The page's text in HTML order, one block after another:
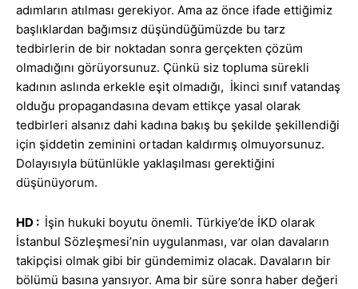
adımların atılması gerekiyor. Ama az önce ifade ettiğimiz
başlıklardan bağımsız düşündüğümüzde bu tarz
tedbirlerin de bir noktadan sonra gerçekten çözüm
olmadığını görüyorsunuz. Çünkü siz topluma sürekli
kadının aslında erkekle eşit olmadığı, İkinci sınıf vatandaş
olduğu propagandasına devam ettikçe yasal olarak
tedbirleri alsanız dahi kadına bakış bu şekilde şekillendiği
için şiddetin zeminini ortadan kaldırmış olmuyorsunuz.
Dolayısıyla bütünlükle yaklaşılması gerektiğini
düşünüyorum.
HD : İşin hukuki boyutu önemli. Türkiye’de İKD olarak
İstanbul Sözleşmesi’nin uygulanması, var olan davaların
takipçisi olmak gibi bir gündemimiz olacak. Davaların bir
bölümü basına yansıyor. Ama bir süre sonra haber değeri